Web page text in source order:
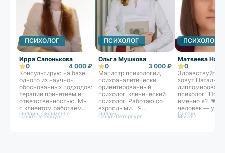
ПСИХОЛОГ
Ирра Сапонькова
0
4 000 ₽
Консультирую на базе
одного из научно-
обоснованных подходов:
терапии принятием и
ответственностью. Мы
с клиентом работаем
как команда над
Онлайн, Письменно
Санкт-Петербург
ПСИХОЛОГ
Ольга Мушкова
0
3 000 ₽
Магистр психологии,
психоаналитически
ориентированный
психолог, клинический
психолог. Работаю со
взрослыми. Я
предлагаю вам
Онлайн
Санкт-Петербург
ПСИХОЛОГ
Матвеева
0
Здравствуйте,
зовут Наталья.
психолог.
именно я?
человек —
поэтому
Онлайн
Москва